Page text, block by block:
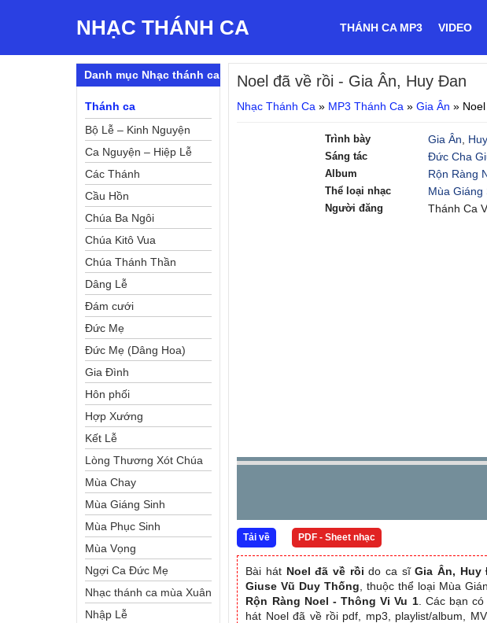
NHẠC THÁNH CA THÁNH CA MP3 VIDEO
Noel đã về rồi - Gia Ân, Huy Đan
Nhạc Thánh Ca » MP3 Thánh Ca »Gia Ân »
Trình bày Gia Ân
Sáng tác Đức Cha
Album Rộn Ràng
Thể loại nhạc Mùa Giáng
Người đăng Thánh Ca
Tải về PDF - Sheet nhạc
Bài hát Noel đã về rồi do ca sĩGia Ân, Huy
Giuse Vũ Duy Thống , thuộc thể loại Mùa
Rộn Ràng Noel - Thông Vi Vu 1. Các bạn
hát Noel đã về rồi pdf, mp3, playlist/album,
Danh mục Nhạc thánh ca
Thánh ca
Bộ Lễ – Kinh Nguyện
Ca Nguyện – Hiệp Lễ
Các Thánh
Cầu Hồn
Chúa Ba Ngôi
Chúa Kitô Vua
Chúa Thánh Thần
Dâng Lễ
Đám cưới
Đức Mẹ
Đức Mẹ (Dâng Hoa)
Gia Đình
Hôn phối
Hợp Xướng
Kết Lễ
Lòng Thương Xót Chúa
Mùa Chay
Mùa Giáng Sinh
Mùa Phục Sinh
Mùa Vọng
Ngợi Ca Đức Mẹ
Nhạc thánh ca mùa Xuân
Nhập Lễ